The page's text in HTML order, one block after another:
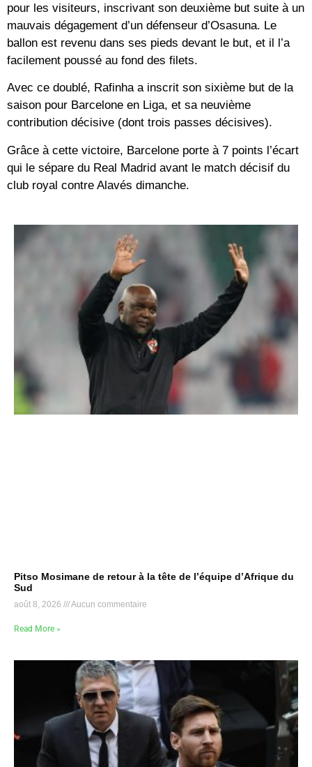
pour les visiteurs, inscrivant son deuxième but suite à un
mauvais dégagement d’un défenseur d’Osasuna. Le
ballon est revenu dans ses pieds devant le but, et il l’a
facilement poussé au fond des filets.
Avec ce doublé, Rafinha a inscrit son sixième but de la
saison pour Barcelone en Liga, et sa neuvième
contribution décisive (dont trois passes décisives).
Grâce à cette victoire, Barcelone porte à 7 points l’écart
qui le sépare du Real Madrid avant le match décisif du
club royal contre Alavés dimanche.
Pitso Mosimane de retour à la tête de l’équipe d’Afrique du
Sud
août 8, 2026 Aucun commentaire
Read More »